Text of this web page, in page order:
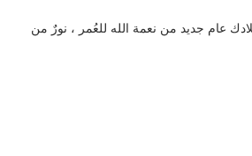
عام جديد من نعمة الله للعُمر ، نورٌ من